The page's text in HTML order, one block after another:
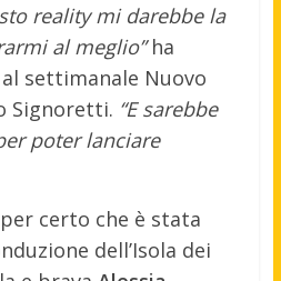
reality mi darebbe la
al meglio”ha
al settimanale Nuovo
Signoretti. “E sarebbe
poter lanciare
certo che è stata
dell’Isola dei